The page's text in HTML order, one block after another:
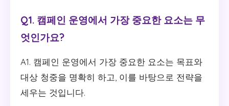
Q1. 캠페인 운영에서 가장 중요한 요소는 무
엇인가요?
A1. 캠페인 운영에서 가장 중요한 요소는 목표와
대상 청중을 명확히 하고, 이를 바탕으로 전략을
세우는 것입니다.